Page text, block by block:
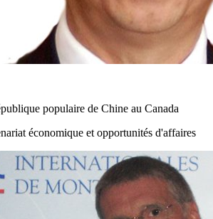
populaire de Chine au Canada
économique et opportunités d'affaires